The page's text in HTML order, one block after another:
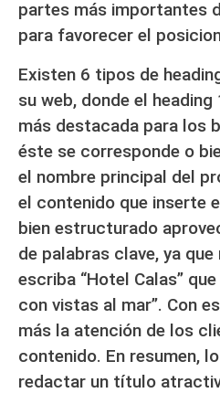
partes más importantes
para favorecer el
Existen 6 tipos de
su web, donde el heading
más destacada para los
éste se corresponde o
el nombre principal del
el contenido que inserte
bien estructurado
de palabras clave, ya que
escriba “Hotel Calas”
con vistas al mar”. Con
más la atención de los
contenido. En resumen,
redactar un título